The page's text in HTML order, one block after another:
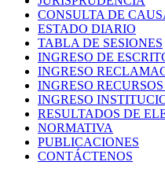
CONSULTA DE
ESTADO DIARIO
TABLA DE SESIONES
INGRESO DE
INGRESO
INGRESO
INGRESO
RESULTADOS DE
NORMATIVA
PUBLICACIONES
CONTÁCTENOS